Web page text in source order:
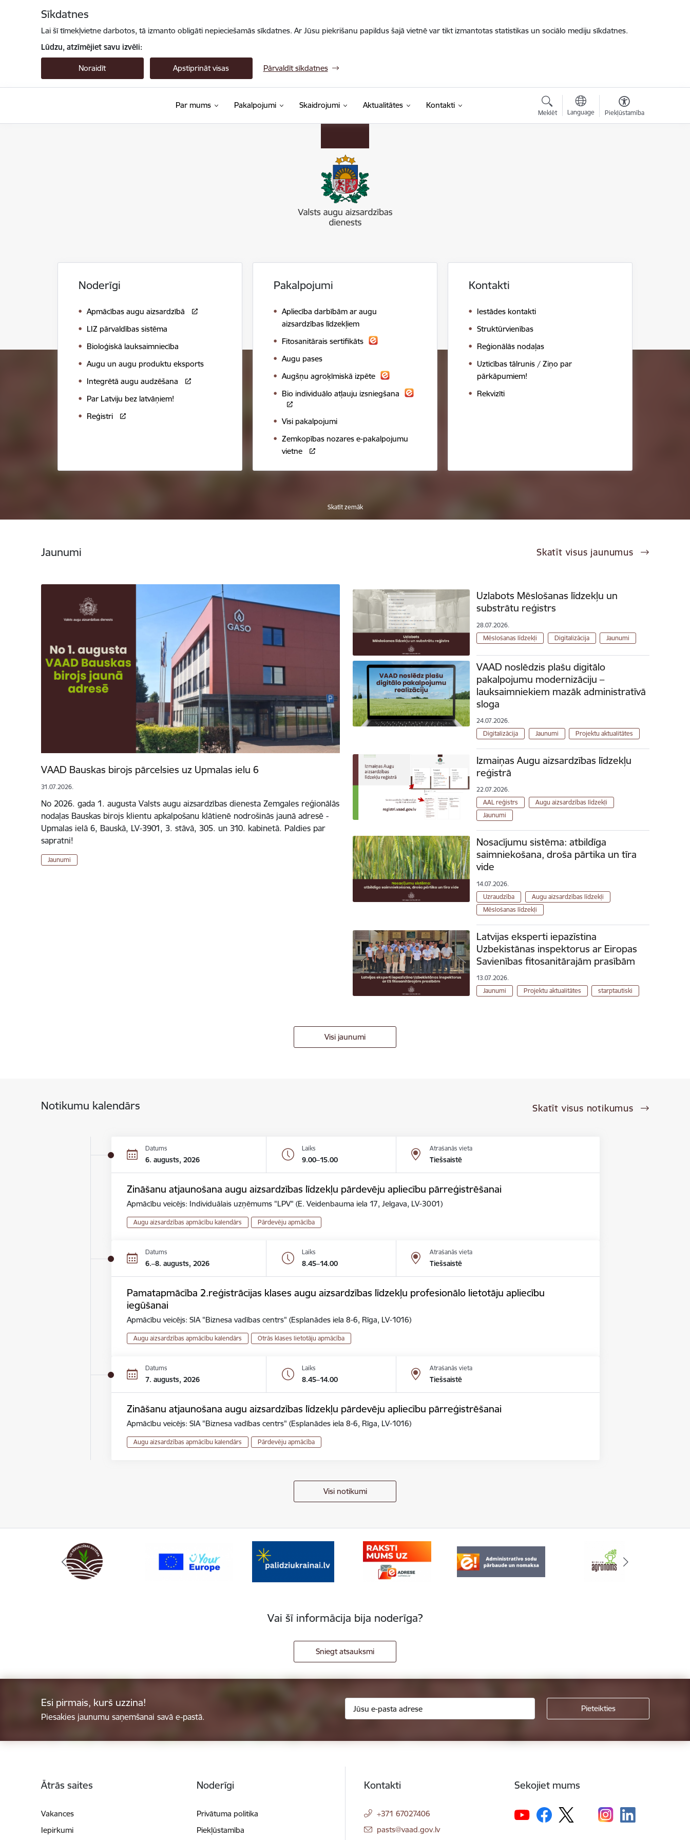
Sīkdatnes
Lai šī tīmekļvietne darbotos, tā izmanto obligāti nepieciešamās sīkdatnes. Ar Jūsu piekrišanu papildus šajā vietnē var tikt izmantotas statistikas un sociālo mediju sīkdatnes.
Lūdzu, atzīmējiet savu izvēli:
Noraidīt Apstiprināt visas Pārvaldīt sīkdatnes
Par mums Pakalpojumi Skaidrojumi Aktualitātes Kontakti
Meklēt Language Piekļūstamība
Noderīgi
Apmācības augu aizsardzībā
LIZ pārvaldības sistēma
Bioloģiskā lauksaimniecība
Augu un augu produktu eksports
Integrētā augu audzēšana
Par Latviju bez latvāņiem!
Reģistri
Pakalpojumi
Apliecība darbībām ar augu
aizsardzības līdzekļiem
Fitosanitārais sertifikāts
Augu pases
Augšņu agroķīmiskā izpēte
Bio individuālo atļauju izsniegšana
Visi pakalpojumi
Zemkopības nozares e-pakalpojumu
vietne
Kontakti
Iestādes kontakti
Struktūrvienības
Reģionālās nodaļas
Uzticības tālrunis / Ziņo par
pārkāpumiem!
Rekvizīti
Skatīt zemāk
Jaunumi Skatīt visus jaunumus
VAAD Bauskas birojs pārcelsies uz Upmalas ielu 6
31.07.2026.
No 2026. gada 1. augusta Valsts augu aizsardzības dienesta Zemgales reģionālās
nodaļas Bauskas birojs klientu apkalpošanu klātienē nodrošinās jaunā adresē -
Upmalas ielā 6, Bauskā, LV-3901, 3. stāvā, 305. un 310. kabinetā. Paldies par
sapratni!
Jaunumi
Uzlabots Mēslošanas līdzekļu un
substrātu reģistrs
28.07.2026.
Mēslošanas līdzekļi
Digitalizācija Jaunumi
VAAD noslēdzis plašu digitālo
pakalpojumu modernizāciju –
lauksaimniekiem mazāk administratīvā
sloga
24.07.2026.
Digitalizācija
Jaunumi Projektu aktualitātes
Izmaiņas Augu aizsardzības līdzekļu
reģistrā
22.07.2026.
AAL reģistrs
Augu aizsardzības līdzekļi
Jaunumi
Nosacījumu sistēma: atbildīga
saimniekošana, droša pārtika un tīra
vide
14.07.2026.
Uzraudzība
Augu aizsardzības līdzekļi
Mēslošanas līdzekļi
Latvijas eksperti iepazīstina
Uzbekistānas inspektorus ar Eiropas
Savienības fitosanitārajām prasībām
13.07.2026.
Jaunumi
Projektu aktualitātes starptautiski
Visi jaunumi
Notikumu kalendārs Skatīt visus notikumus
Datums
6. augusts, 2026
Laiks
9.00–15.00
Atrašanās vieta
Tiešsaistē
Zināšanu atjaunošana augu aizsardzības līdzekļu pārdevēju apliecību pārreģistrēšanai
Apmācību veicējs: Individuālais uzņēmums "LPV" (E. Veidenbauma iela 17, Jelgava, LV-3001)
Augu aizsardzības apmācību kalendārs Pārdevēju apmācība
Datums
6.–8. augusts, 2026
Laiks
8.45–14.00
Atrašanās vieta
Tiešsaistē
Pamatapmācība 2.reģistrācijas klases augu aizsardzības līdzekļu profesionālo lietotāju apliecību
iegūšanai
Apmācību veicējs: SIA "Biznesa vadības centrs" (Esplanādes iela 8-6, Rīga, LV-1016)
Augu aizsardzības apmācību kalendārs Otrās klases lietotāju apmācība
Datums
7. augusts, 2026
Laiks
8.45–14.00
Atrašanās vieta
Tiešsaistē
Zināšanu atjaunošana augu aizsardzības līdzekļu pārdevēju apliecību pārreģistrēšanai
Apmācību veicējs: SIA "Biznesa vadības centrs" (Esplanādes iela 8-6, Rīga, LV-1016)
Augu aizsardzības apmācību kalendārs Pārdevēju apmācība
Visi notikumi
Vai šī informācija bija noderīga?
Sniegt atsauksmi
Esi pirmais, kurš uzzina!
Piesakies jaunumu saņemšanai savā e-pastā.
Ātrās saites
Vakances
Iepirkumi
Noderīgi
Privātuma politika
Piekļūstamība
Kontakti
+371 67027406
E-pasts:
pasts@vaad.gov.lv
Sekojiet mums